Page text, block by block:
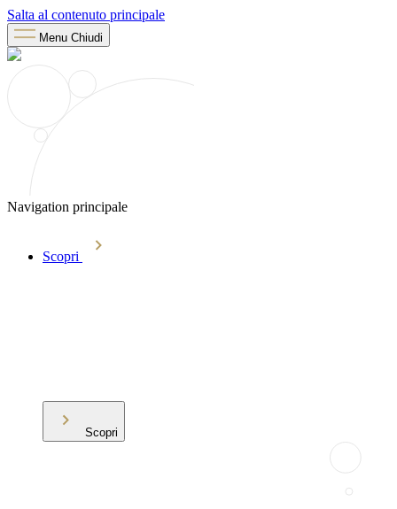
Salta al contenuto principale
Menu Chiudi
Navigation principale
Scopri
Scopri